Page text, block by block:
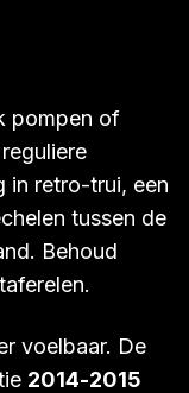
pompen of
retro-trui, een
tussen de